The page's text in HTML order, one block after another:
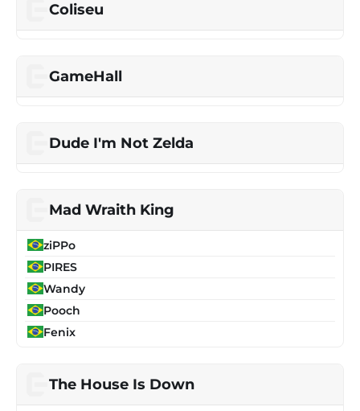
Coliseu
GameHall
Dude I'm Not Zelda
Mad Wraith King
ziPPo
PIRES
Wandy
Pooch
Fenix
The House Is Down